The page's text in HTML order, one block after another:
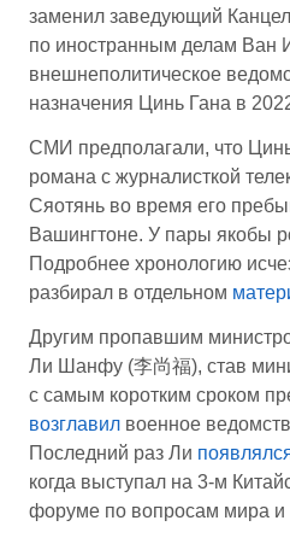
заменил заведующий
по иностранным делам Ван
внешнеполитическое
назначения Цинь Гана в
СМИ предполагали, что
романа с журналисткой
Сяотянь во время его
Вашингтоне. У пары якобы
Подробнее хронологию
разбирал в отдельном
Другим пропавшим
Ли Шанфу (李尚福), став
с самым коротким сроком
возглавил военное
Последний раз Ли
когда выступал на 3-м
форуме по вопросам мира и